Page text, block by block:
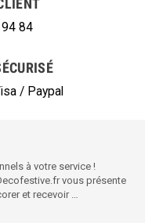
84
/ Paypal
à votre service !
vous présente
et recevoir …